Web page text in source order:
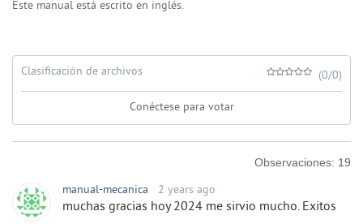
Este manual está escrito en inglés.
Clasificación de archivos (0/0)
Conéctese para votar
Observaciones: 19
manual-mecanica 2 years ago
muchas gracias hoy 2024 me sirvio mucho. Exitos